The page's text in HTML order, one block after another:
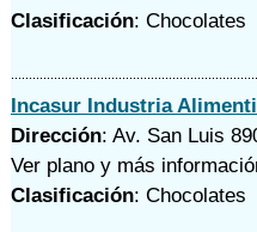
Clasificación: Chocolates
Incasur Industria
Dirección: Av. San Luis
Ver plano y más
Clasificación: Chocolates